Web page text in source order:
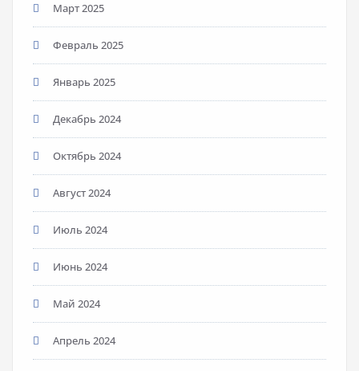
Март 2025
Февраль 2025
Январь 2025
Декабрь 2024
Октябрь 2024
Август 2024
Июль 2024
Июнь 2024
Май 2024
Апрель 2024